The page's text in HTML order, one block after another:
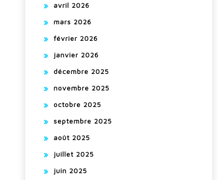
avril 2026
mars 2026
février 2026
janvier 2026
décembre 2025
novembre 2025
octobre 2025
septembre 2025
août 2025
juillet 2025
juin 2025